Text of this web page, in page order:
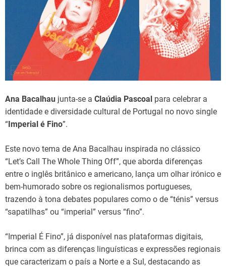
t
e
d
r
e
a
d
t
i
Ana Bacalhau junta-se a Claúdia Pascoal para celebrar a
identidade e diversidade cultural de Portugal no novo single
“Imperial é Fino”.
Este novo tema de Ana Bacalhau inspirada no clássico
“Let’s Call The Whole Thing Off”, que aborda diferenças
entre o inglês britânico e americano, lança um olhar irónico e
bem-humorado sobre os regionalismos portugueses,
trazendo à tona debates populares como o de “ténis” versus
“sapatilhas” ou “imperial” versus “fino”.
“Imperial É Fino”, já disponível nas plataformas digitais,
brinca com as diferenças linguísticas e expressões regionais
que caracterizam o país a Norte e a Sul, destacando as